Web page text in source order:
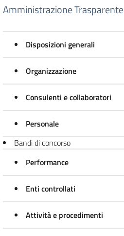
Amministrazione Trasparente
Disposizioni generali
Organizzazione
Consulenti e collaboratori
Personale
Bandi di concorso
Performance
Enti controllati
Attività e procedimenti